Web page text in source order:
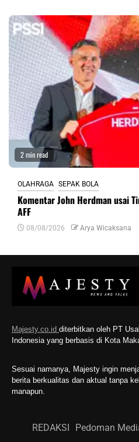
2 min read
OLAHRAGA SEPAK BOLA
Komentar John Herdman usai
AFF
08/08/2026 Arya Wicaksana
Majesty.co.id diterbitkan oleh PT
Indonesia yang berbasis di Kota
Sesuai namanya, Majesty ingin
berita berkualitas dan aktual tanpa
manapun.
REDAKSI Pedoman